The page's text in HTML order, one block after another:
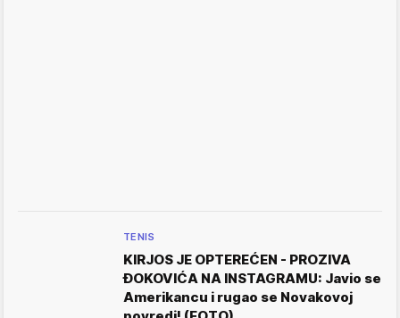
TENIS
KIRJOS JE OPTEREĆEN - PROZIVA
ĐOKOVIĆA NA INSTAGRAMU: Javio se
Amerikancu i rugao se Novakovoj